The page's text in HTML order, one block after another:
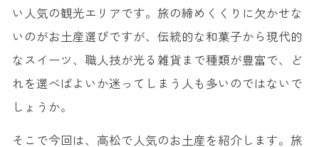
い人気の観光エリアです。旅の締めくくりに欠かせな
いのがお土産選びですが、伝統的な和菓子から現代的
なスイーツ、職人技が光る雑貨まで種類が豊富で、ど
れを選べばよいか迷ってしまう人も多いのではないで
しょうか。
そこで今回は、高松で人気のお土産を紹介します。旅